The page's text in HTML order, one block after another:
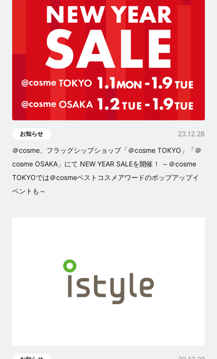
お知らせ
23.12.28
＠cosme、フラッグシップショップ「＠cosme TOKYO」「＠
cosme OSAKA」にて NEW YEAR SALEを開催！ ～＠cosme
TOKYOでは＠cosmeベストコスメアワードのポップアップイ
ベントも～